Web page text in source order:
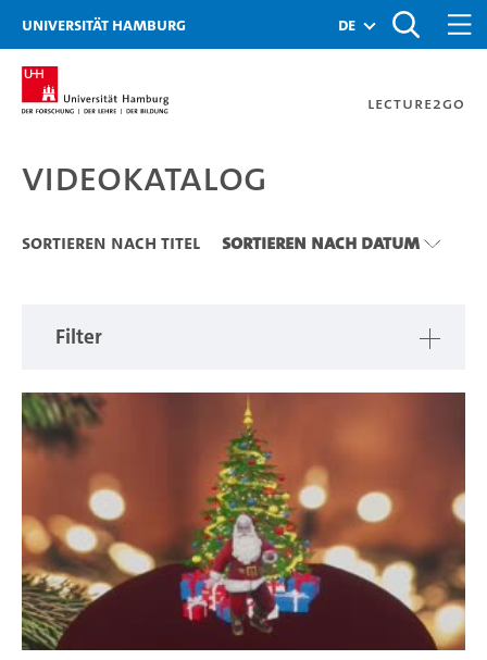
Zu den Filtern
Zur Metanavigation
Zur Hauptnavigation
Zur Suche
Zum Inhalt
Zum Seitenfuss
Universität Hamburg de
Lecture2Go
Videokatalog
Videokatalog
Sortieren nach Titel Sortieren nach Datum
Filter